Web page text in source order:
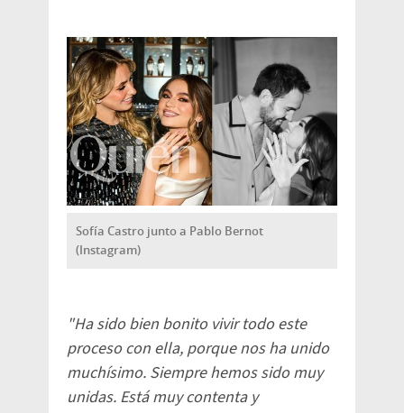
Sofía Castro junto a Pablo Bernot
(Instagram)
"Ha sido bien bonito vivir todo este
proceso con ella, porque nos ha unido
muchísimo. Siempre hemos sido muy
unidas. Está muy contenta y